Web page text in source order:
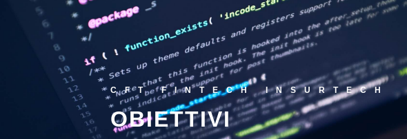
CFT FINTECH INSURTECH
OBIETTIVI